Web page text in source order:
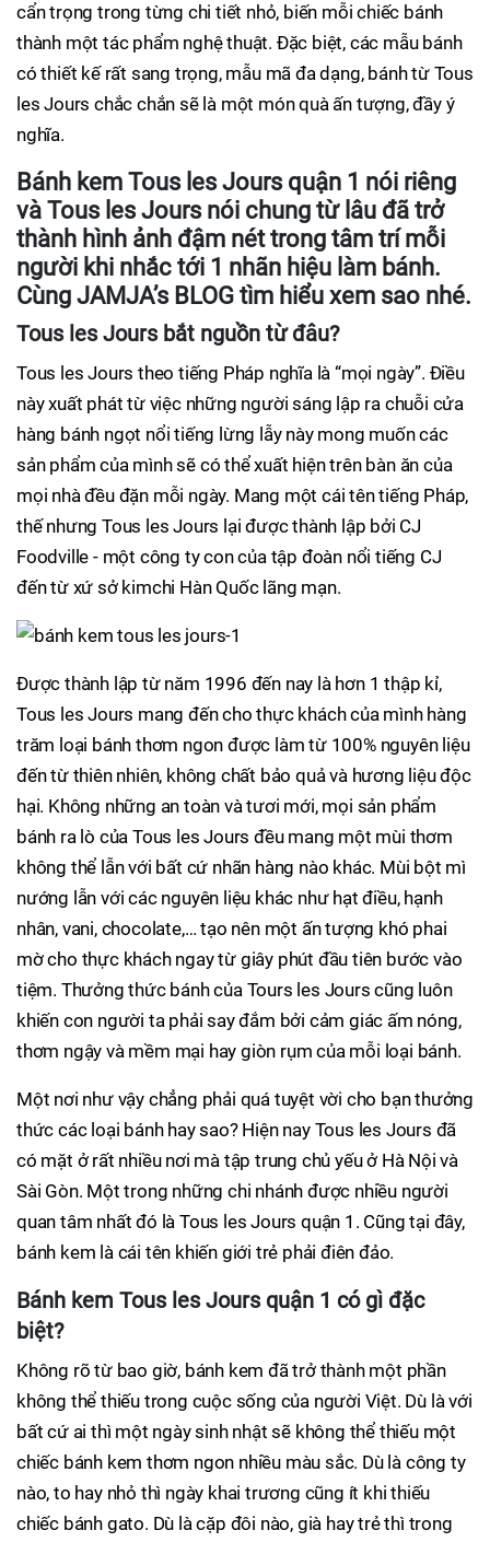
cẩn trọng trong từng chi tiết nhỏ, biến mỗi chiếc bánh
thành một tác phẩm nghệ thuật. Đặc biệt, các mẫu bánh
có thiết kế rất sang trọng, mẫu mã đa dạng, bánh từ Tous
les Jours chắc chắn sẽ là một món quà ấn tượng, đầy ý
nghĩa.
Bánh kem Tous les Jours quận 1 nói riêng
và Tous les Jours nói chung từ lâu đã trở
thành hình ảnh đậm nét trong tâm trí mỗi
người khi nhắc tới 1 nhãn hiệu làm bánh.
Cùng JAMJA’s BLOG tìm hiểu xem sao nhé.
Tous les Jours bắt nguồn từ đâu?
Tous les Jours theo tiếng Pháp nghĩa là “mọi ngày”. Điều
này xuất phát từ việc những người sáng lập ra chuỗi cửa
hàng bánh ngọt nổi tiếng lừng lẫy này mong muốn các
sản phẩm của mình sẽ có thể xuất hiện trên bàn ăn của
mọi nhà đều đặn mỗi ngày. Mang một cái tên tiếng Pháp,
thế nhưng Tous les Jours lại được thành lập bởi CJ
Foodville - một công ty con của tập đoàn nổi tiếng CJ
đến từ xứ sở kimchi Hàn Quốc lãng mạn.
Được thành lập từ năm 1996 đến nay là hơn 1 thập kỉ,
Tous les Jours mang đến cho thực khách của mình hàng
trăm loại bánh thơm ngon được làm từ 100% nguyên liệu
đến từ thiên nhiên, không chất bảo quả và hương liệu độc
hại. Không những an toàn và tươi mới, mọi sản phẩm
bánh ra lò của Tous les Jours đều mang một mùi thơm
không thể lẫn với bất cứ nhãn hàng nào khác. Mùi bột mì
nướng lẫn với các nguyên liệu khác như hạt điều, hạnh
nhân, vani, chocolate,… tạo nên một ấn tượng khó phai
mờ cho thực khách ngay từ giây phút đầu tiên bước vào
tiệm. Thưởng thức bánh của Tours les Jours cũng luôn
khiến con người ta phải say đắm bởi cảm giác ấm nóng,
thơm ngậy và mềm mại hay giòn rụm của mỗi loại bánh.
Một nơi như vậy chẳng phải quá tuyệt vời cho bạn thưởng
thức các loại bánh hay sao? Hiện nay Tous les Jours đã
có mặt ở rất nhiều nơi mà tập trung chủ yếu ở Hà Nội và
Sài Gòn. Một trong những chi nhánh được nhiều người
quan tâm nhất đó là Tous les Jours quận 1. Cũng tại đây,
bánh kem là cái tên khiến giới trẻ phải điên đảo.
Bánh kem Tous les Jours quận 1 có gì đặc
biệt?
Không rõ từ bao giờ, bánh kem đã trở thành một phần
không thể thiếu trong cuộc sống của người Việt. Dù là với
bất cứ ai thì một ngày sinh nhật sẽ không thể thiếu một
chiếc bánh kem thơm ngon nhiều màu sắc. Dù là công ty
nào, to hay nhỏ thì ngày khai trương cũng ít khi thiếu
chiếc bánh gato. Dù là cặp đôi nào, già hay trẻ thì trong